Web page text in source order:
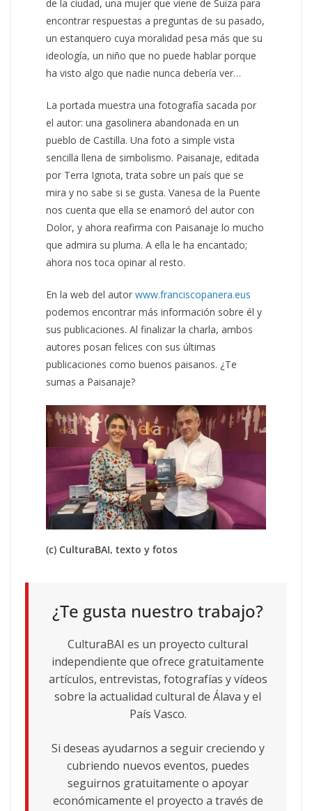
de la ciudad, una mujer que viene de Suiza para
encontrar respuestas a preguntas de su pasado,
un estanquero cuya moralidad pesa más que su
ideología, un niño que no puede hablar porque
ha visto algo que nadie nunca debería ver…
La portada muestra una fotografía sacada por
el autor: una gasolinera abandonada en un
pueblo de Castilla. Una foto a simple vista
sencilla llena de simbolismo. Paisanaje, editada
por Terra Ignota, trata sobre un país que se
mira y no sabe si se gusta. Vanesa de la Puente
nos cuenta que ella se enamoró del autor con
Dolor, y ahora reafirma con Paisanaje lo mucho
que admira su pluma. A ella le ha encantado;
ahora nos toca opinar al resto.
En la web del autorwww.franciscopanera.eus
podemos encontrar más información sobre él y
sus publicaciones. Al finalizar la charla, ambos
autores posan felices con sus últimas
publicaciones como buenos paisanos. ¿Te
sumas a Paisanaje?
(c) CulturaBAI, texto y fotos
¿Te gusta nuestro trabajo?
CulturaBAI es un proyecto cultural
independiente que ofrece gratuitamente
artículos, entrevistas, fotografías y vídeos
sobre la actualidad cultural de Álava y el
País Vasco.
Si deseas ayudarnos a seguir creciendo y
cubriendo nuevos eventos, puedes
seguirnos gratuitamente o apoyar
económicamente el proyecto a través de